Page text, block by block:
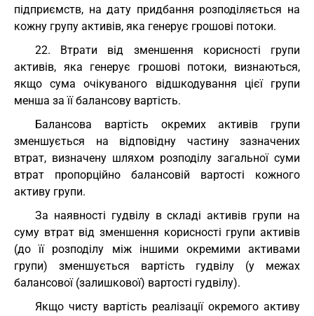
підприємств, на дату придбання розподіляється на
кожну групу активів, яка генерує грошові потоки.
22. Втрати від зменшення корисності групи
активів, яка генерує грошові потоки, визнаються,
якщо сума очікуваного відшкодування цієї групи
менша за її балансову вартість.
Балансова вартість окремих активів групи
зменшується на відповідну частину зазначених
втрат, визначену шляхом розподілу загальної суми
втрат пропорційно балансовій вартості кожного
активу групи.
За наявності гудвілу в складі активів групи на
суму втрат від зменшення корисності групи активів
(до її розподілу між іншими окремими активами
групи) зменшується вартість гудвілу (у межах
балансової (залишкової) вартості гудвілу).
Якщо чисту вартість реалізації окремого активу